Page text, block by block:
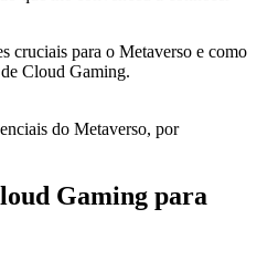
cruciais para o Metaverso e como
Cloud Gaming.
do Metaverso, por
Gaming para